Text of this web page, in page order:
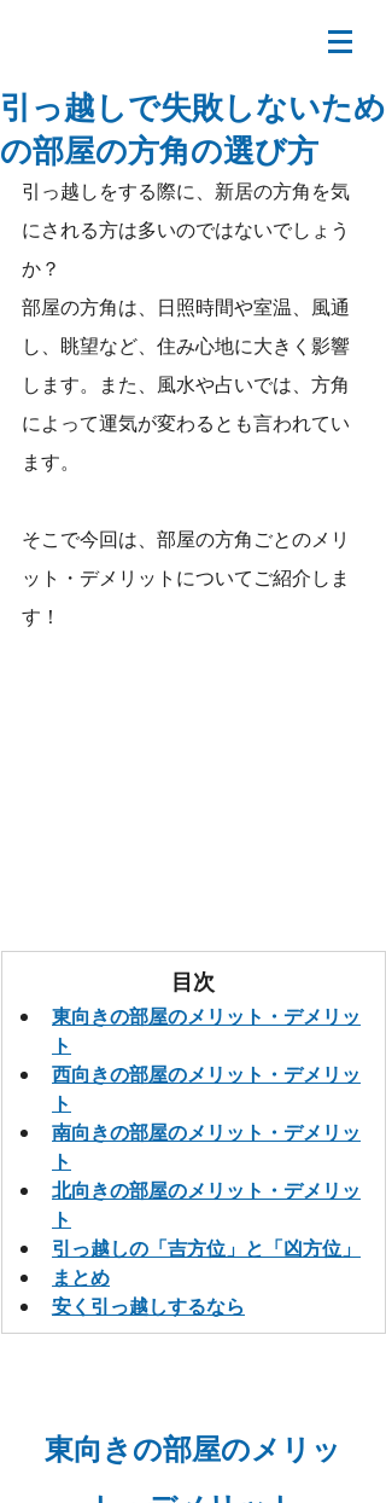
引っ越しで失敗しないため
の部屋の方角の選び方
引っ越しをする際に、新居の方角を気
にされる方は多いのではないでしょう
か？
部屋の方角は、日照時間や室温、風通
し、眺望など、住み心地に大きく影響
します。また、風水や占いでは、方角
によって運気が変わるとも言われてい
ます。
そこで今回は、部屋の方角ごとのメリ
ット・デメリットについてご紹介しま
す！
目次
東向きの部屋のメリット・デメリッ
ト
西向きの部屋のメリット・デメリッ
ト
南向きの部屋のメリット・デメリッ
ト
北向きの部屋のメリット・デメリッ
ト
引っ越しの「吉方位」と「凶方位」
まとめ
安く引っ越しするなら
東向きの部屋のメリッ